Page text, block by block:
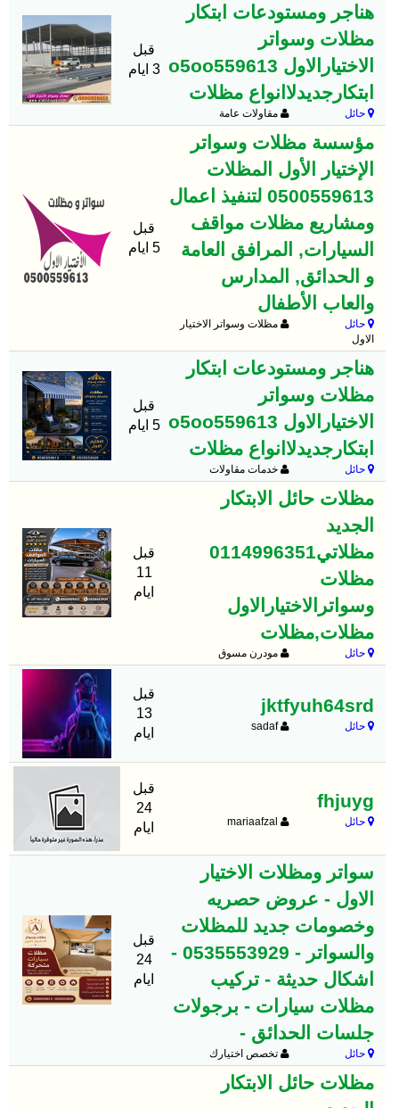
هناجر ومستودعات ابتكار
مظلات وسواتر
الاختيارالاول o5oo559613
ابتكارجديدلاانواع مظلات
حائل مقاولات عامة
قبل
3 ايام
مؤسسة مظلات وسواتر
الإختيار الأول المظلات
0500559613 لتنفيذ اعمال
ومشاريع مظلات مواقف
السيارات, المرافق العامة
و الحدائق, المدارس
والعاب الأطفال
حائل
مظلات وسواتر الاختيار
الاول
قبل
5 ايام
هناجر ومستودعات ابتكار
مظلات وسواتر
الاختيارالاول o5oo559613
ابتكارجديدلاانواع مظلات
حائل خدمات مقاولات
قبل
5 ايام
مظلات حائل الابتكار
الجديد
مظلاتي0114996351
مظلات
وسواترالاختيارالاول
مظلات,مظلات
حائل مودرن مسوق
قبل
11
ايام
jktfyuh64srd
حائل sadaf
قبل
13
ايام
fhjuyg
حائل
قبل
24
ايام
سواتر ومظلات الاختيار
الاول - عروض حصريه
وخصومات جديد للمظلات
والسواتر - 0535553929 -
اشكال حديثة - تركيب
مظلات سيارات - برجولات
جلسات الحدائق -
حائل تخصص اختيارك
قبل
24
ايام
مظلات حائل الابتكار